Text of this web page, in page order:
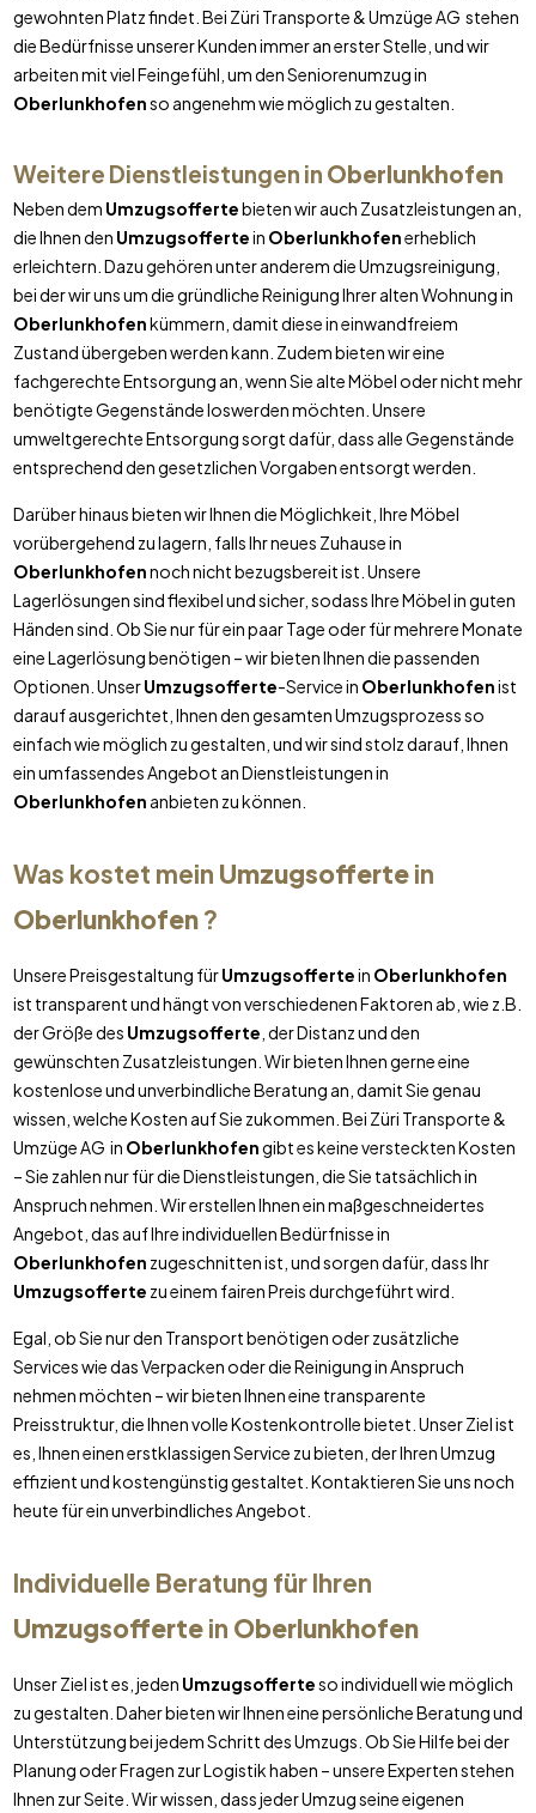
gewohnten Platz findet. Bei Züri Transporte & Umzüge AG stehen
die Bedürfnisse unserer Kunden immer an erster Stelle, und wir
arbeiten mit viel Feingefühl, um den Seniorenumzug in
Oberlunkhofenso angenehm wie möglich zu gestalten.
Weitere Dienstleistungen in Oberlunkhofen
Neben dem Umzugsoffertebieten wir auch Zusatzleistungen an,
die Ihnen den Umzugsoffertein Oberlunkhofenerheblich
erleichtern. Dazu gehören unter anderem die Umzugsreinigung,
bei der wir uns um die gründliche Reinigung Ihrer alten Wohnung in
Oberlunkhofenkümmern, damit diese in einwandfreiem
Zustand übergeben werden kann. Zudem bieten wir eine
fachgerechte Entsorgung an, wenn Sie alte Möbel oder nicht mehr
benötigte Gegenstände loswerden möchten. Unsere
umweltgerechte Entsorgung sorgt dafür, dass alle Gegenstände
entsprechend den gesetzlichen Vorgaben entsorgt werden.
Darüber hinaus bieten wir Ihnen die Möglichkeit, Ihre Möbel
vorübergehend zu lagern, falls Ihr neues Zuhause in
Oberlunkhofennoch nicht bezugsbereit ist. Unsere
Lagerlösungen sind flexibel und sicher, sodass Ihre Möbel in guten
Händen sind. Ob Sie nur für ein paar Tage oder für mehrere Monate
eine Lagerlösung benötigen – wir bieten Ihnen die passenden
Optionen. UnserUmzugsofferte-Service in Oberlunkhofenist
darauf ausgerichtet, Ihnen den gesamten Umzugsprozess so
einfach wie möglich zu gestalten, und wir sind stolz darauf, Ihnen
ein umfassendes Angebot an Dienstleistungen in
Oberlunkhofen anbieten zu können.
Was kostet mein Umzugsoffertein
Oberlunkhofen?
Unsere Preisgestaltung fürUmzugsoffertein Oberlunkhofen
ist transparent und hängt von verschiedenen Faktoren ab, wie z.B.
der Größe des Umzugsofferte , der Distanz und den
gewünschten Zusatzleistungen. Wir bieten Ihnen gerne eine
kostenlose und unverbindliche Beratung an, damit Sie genau
wissen, welche Kosten auf Sie zukommen. Bei Züri Transporte &
Umzüge AG in Oberlunkhofengibt es keine versteckten Kosten
– Sie zahlen nur für die Dienstleistungen, die Sie tatsächlich in
Anspruch nehmen. Wir erstellen Ihnen ein maßgeschneidertes
Angebot, das auf Ihre individuellen Bedürfnisse in
Oberlunkhofen zugeschnitten ist, und sorgen dafür, dass Ihr
Umzugsofferte zu einem fairen Preis durchgeführt wird.
Egal, ob Sie nur den Transport benötigen oder zusätzliche
Services wie das Verpacken oder die Reinigung in Anspruch
nehmen möchten – wir bieten Ihnen eine transparente
Preisstruktur, die Ihnen volle Kostenkontrolle bietet. Unser Ziel ist
es, Ihnen einen erstklassigen Service zu bieten, der Ihren Umzug
effizient und kostengünstig gestaltet. Kontaktieren Sie uns noch
heute für ein unverbindliches Angebot.
Individuelle Beratung für Ihren
Umzugsoffertein Oberlunkhofen
Unser Ziel ist es, jeden Umzugsofferteso individuell wie möglich
zu gestalten. Daher bieten wir Ihnen eine persönliche Beratung und
Unterstützung bei jedem Schritt des Umzugs. Ob Sie Hilfe bei der
Planung oder Fragen zur Logistik haben – unsere Experten stehen
Ihnen zur Seite. Wir wissen, dass jeder Umzug seine eigenen